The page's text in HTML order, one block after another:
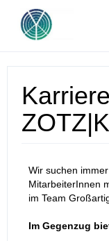
Wir suchen
MitarbeiterInnen
im Team
Im Gegenzug